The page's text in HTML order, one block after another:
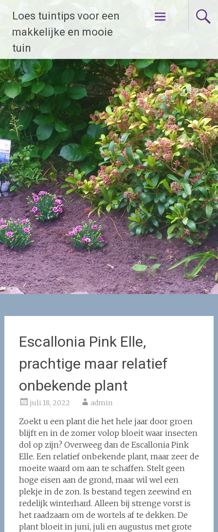
inhoud
Loes tuintips voor een
makkelijke en mooie
tuin
Escallonia Pink Elle,
prachtige maar relatief
onbekende plant
juli 18, 2022 admin
Zoekt u een plant die het hele jaar door groen
blijft en in de zomer volop bloeit waar insecten
dol op zijn? Overweeg dan de Escallonia Pink
Elle. Een relatief onbekende plant, maar zeer de
moeite waard om aan te schaffen. Stelt geen
hoge eisen aan de grond, maar wil wel een
plekje in de zon. Is bestand tegen zeewind en
redelijk winterhard. Alleen bij strenge vorst is
het raadzaam om de wortels af te dekken. De
plant bloeit in juni, juli en augustus met grote